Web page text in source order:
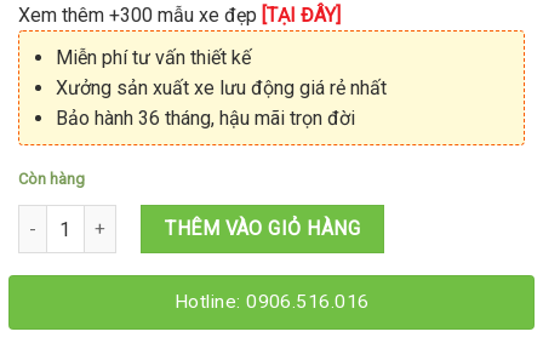
Xem thêm +300 mẫu xe đẹp [TẠI ĐÂY]
Miễn phí tư vấn thiết kế
Xưởng sản xuất xe lưu động giá rẻ nhất
Bảo hành 36 tháng, hậu mãi trọn đời
Còn hàng
Xe trà sữa đẹp 1M4x60x2M số lượng
THÊM VÀO GIỎ HÀNG
Hotline: 0906.516.016